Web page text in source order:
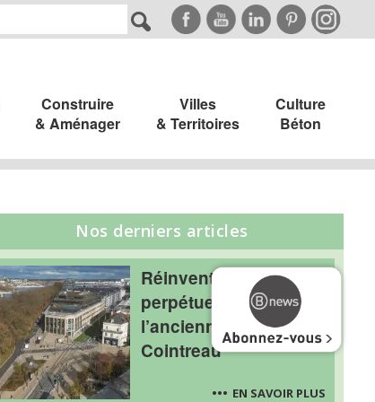
Construire
& Aménager
Villes
& Territoires
Culture
Béton
Nos derniers articles
Réinvention
perpétuelle pour
l’ancienne usine
Cointreau
EN SAVOIR PLUS